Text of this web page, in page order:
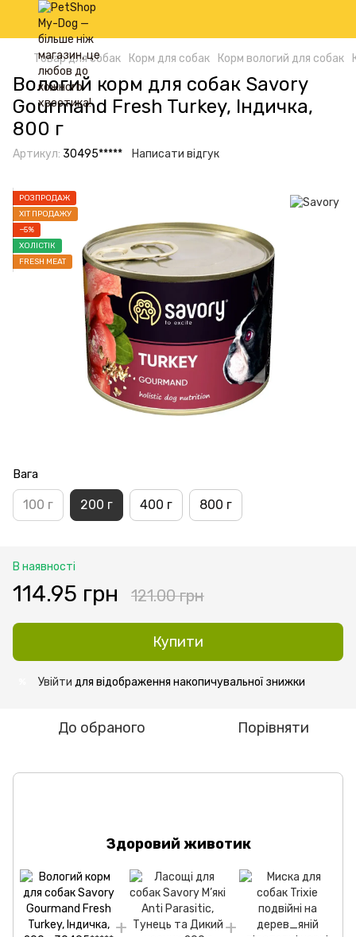
Товар для собак Корм для собак Корм вологий для собак
Вологий корм для собак Savory
Gourmand Fresh Turkey, Індичка,
800 г
Артикул: 30495***** Написати відгук
РОЗПРОДАЖ
ХІТ ПРОДАЖУ
−5%
ХОЛІСТІК
FRESH MEAT
Вага
100 г 200 г 400 г 800 г
В наявності
114.95 грн 121.00 грн
Купити
Увійти для відображення накопичувальної знижки
До обраного Порівняти
Здоровий животик